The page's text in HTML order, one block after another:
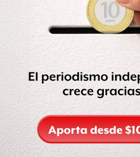
El presidente Calderón Hinojosa,
tarde-noche a la ciudad de México
gira internacional de trabajo que
pasado con una visita oficial a
Haití y finalmente en la Cumbre de